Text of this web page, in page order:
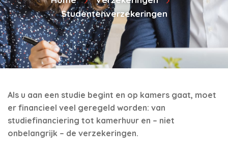
Studentenverzekeringen
Als u aan een studie begint en op kamers gaat, moet
er financieel veel geregeld worden: van
studiefinanciering tot kamerhuur en – niet
onbelangrijk – de verzekeringen.